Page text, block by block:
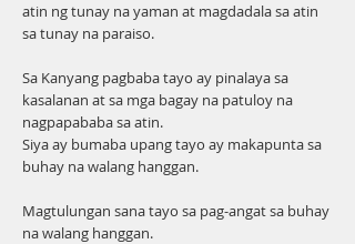
atin ng tunay na yaman at magdadala sa atin
sa tunay na paraiso.
Sa Kanyang pagbaba tayo ay pinalaya sa
kasalanan at sa mga bagay na patuloy na
nagpapababa sa atin.
Siya ay bumaba upang tayo ay makapunta sa
buhay na walang hanggan.
Magtulungan sana tayo sa pag-angat sa buhay
na walang hanggan.